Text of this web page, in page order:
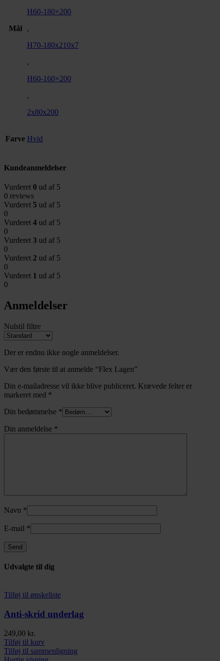
Mål
H60-180×200
,
H70-180x210x7
,
H60-160×200
,
2x80x200
Farve Hvid
Kundeanmeldelser
Vurderet 0 ud af 5
0 reviews
Vurderet 5 ud af 5
0
Vurderet 4 ud af 5
0
Vurderet 3 ud af 5
0
Vurderet 2 ud af 5
0
Vurderet 1 ud af 5
0
Anmeldelser
Nulstil filtre
Der er endnu ikke nogle anmeldelser.
Vær den første til at anmelde “Flex Lagen”
Din e-mailadresse vil ikke blive publiceret. Krævede felter er
markeret med *
Din bedømmelse *
Din anmeldelse *
Navn *
E-mail *
Udvalgte til dig
Tilføj til ønskeliste
Anti-skrid underlag
249,00 kr.
Tilføj til kurv
Tilføj til sammenligning